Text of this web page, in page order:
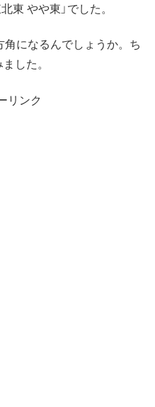
東 やや東」でした。
角になるんでしょうか。ち
した。
リンク